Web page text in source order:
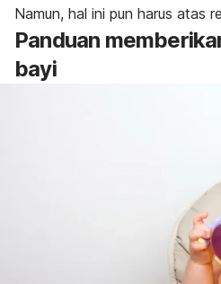
Namun, hal ini pun harus atas
Panduan
bayi